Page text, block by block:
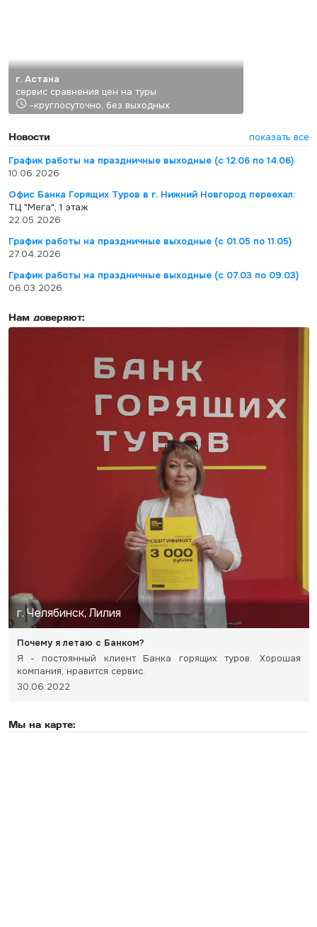
г. Астана
сервис сравнения цен на туры
-круглосуточно, без выходных
Новости
показать все
График работы на праздничные выходные (с 12.06 по 14.06)
10.06.2026
Офис Банка Горящих Туров в г. Нижний Новгород переехал:
ТЦ "Мега", 1 этаж
22.05.2026
График работы на праздничные выходные (с 01.05 по 11.05)
27.04.2026
График работы на праздничные выходные (с 07.03 по 09.03)
06.03.2026
Нам доверяют:
г. Челябинск, Лилия
Почему я летаю с Банком?
Я - постоянный клиент Банка горящих туров. Хорошая
компания, нравится сервис.
30.06.2022
Мы на карте: